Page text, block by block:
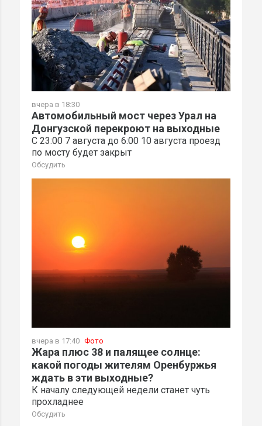
вчера в 18:30
Автомобильный мост через Урал на
Донгузской перекроют на выходные
С 23:00 7 августа до 6:00 10 августа проезд
по мосту будет закрыт
Обсудить
вчера в 17:40 Фото
Жара плюс 38 и палящее солнце:
какой погоды жителям Оренбуржья
ждать в эти выходные?
К началу следующей недели станет чуть
прохладнее
Обсудить